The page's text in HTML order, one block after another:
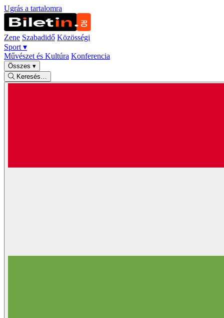
Ugrás a tartalomra
Zene Szabadidő Közösségi
Sport ▾
Művészet és Kultúra Konferencia
Összes ▾
Keresés…